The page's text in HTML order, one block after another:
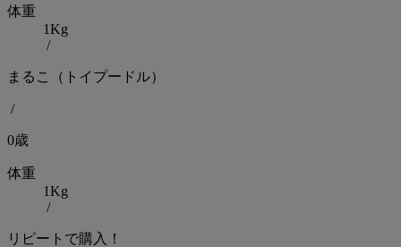
体重
1Kg
/
まるこ（トイプードル）
/
0歳
体重
1Kg
/
リピートで購入！